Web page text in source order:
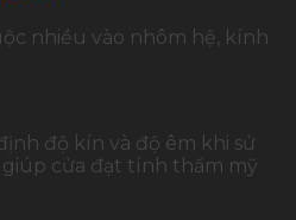
nhiều vào nhôm hệ, kính
độ kín và độ êm khi sử
cửa đạt tính thẩm mỹ